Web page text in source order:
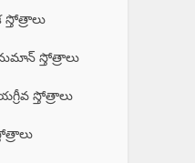
స్తోత్రాలు
స్తోత్రాలు